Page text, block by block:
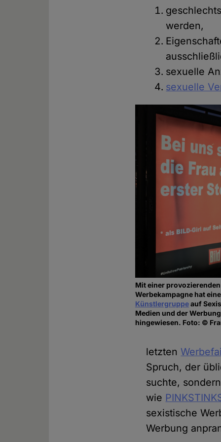
werden,
sexuelle
sexuelle
Mit einer provozierenden
Werbekampagne hat eine
Künstlergruppeauf
Medien und der Werbung
hingewiesen. Foto: ©
letzten
Spruch, der
suchte,
wie
sexistische
Werbung